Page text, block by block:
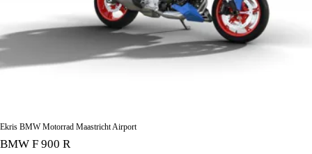
Ekris BMW Motorrad Maastricht Airport
BMW F 900 R